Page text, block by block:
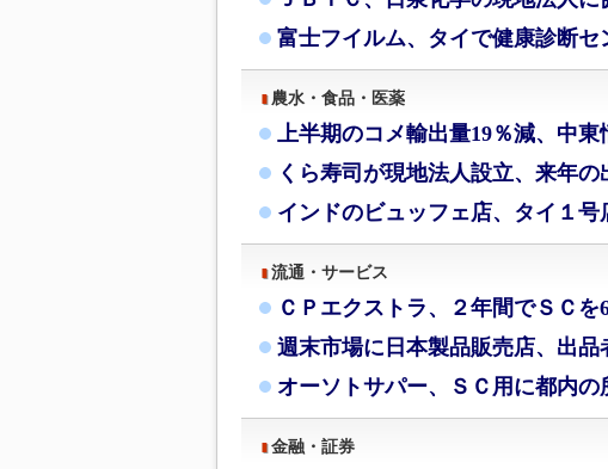
富士フイルム、タイで健康診断セ
農水・食品・医薬
上半期のコメ輸出量19％減、中東
くら寿司が現地法人設立、来年の
インドのビュッフェ店、タイ１号
流通・サービス
ＣＰエクストラ、２年間でＳＣを
週末市場に日本製品販売店、出品
オーソトサパー、ＳＣ用に都内の
金融・証券